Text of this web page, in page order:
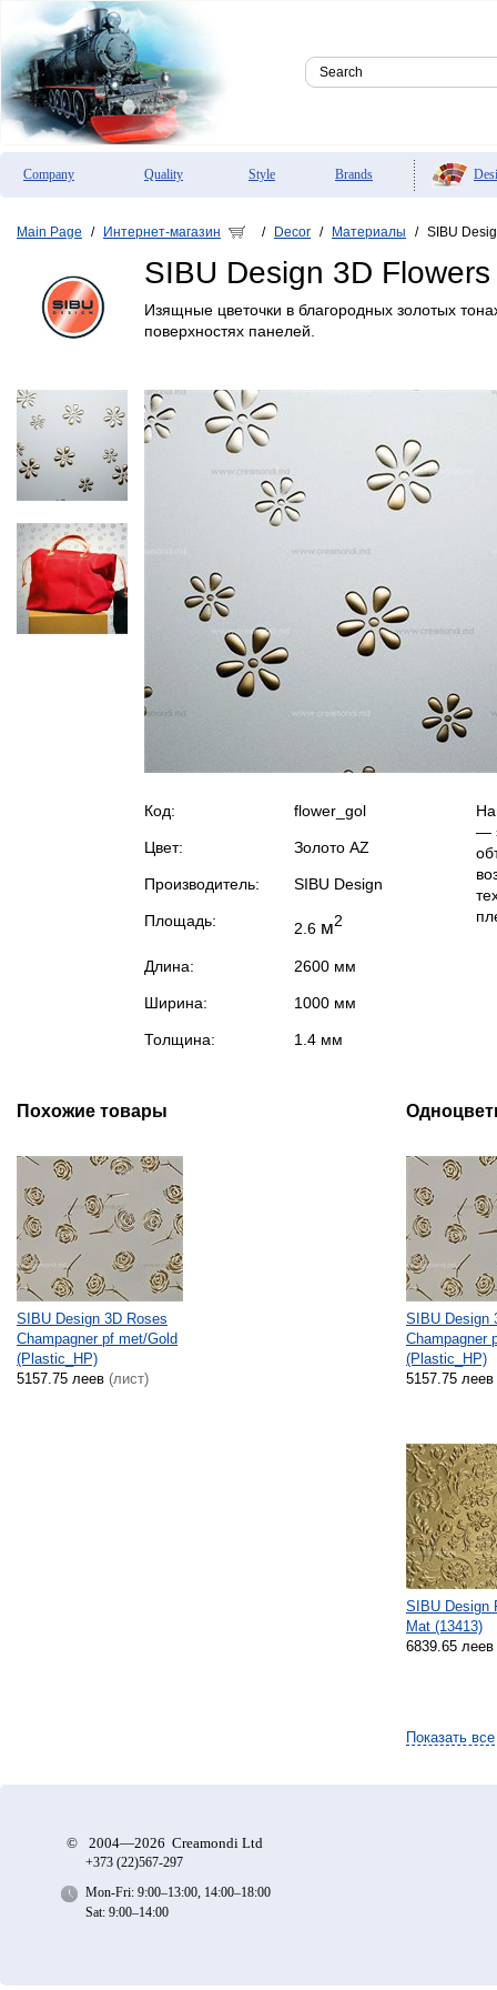
Company Quality Style Brands
Main Page / Интернет-магазин / Decor / Материалы / SIBU
SIBU Design 3D
Изящные цветочки в благородных золотых
поверхностях панелей.
Код: flower_gol
Цвет: Золото AZ
Производитель: SIBU Design
Площадь: 2.6 м2
Длина: 2600 мм
Ширина: 1000 мм
Толщина: 1.4 мм
—
Похожие товары
SIBU Design 3D Roses
Champagner pf met/Gold
(Plastic_HP)
5157.75 леев (лист)
SIBU Design
Champagner
(Plastic_HP)
5157.75 леев
SIBU Design
Mat (13413)
6839.65 леев
Показать все
© 2004—2026 Creamondi Ltd
+373 (22)567-297
Mon-Fri: 9:00–13:00, 14:00–18:00
Sat: 9:00–14:00